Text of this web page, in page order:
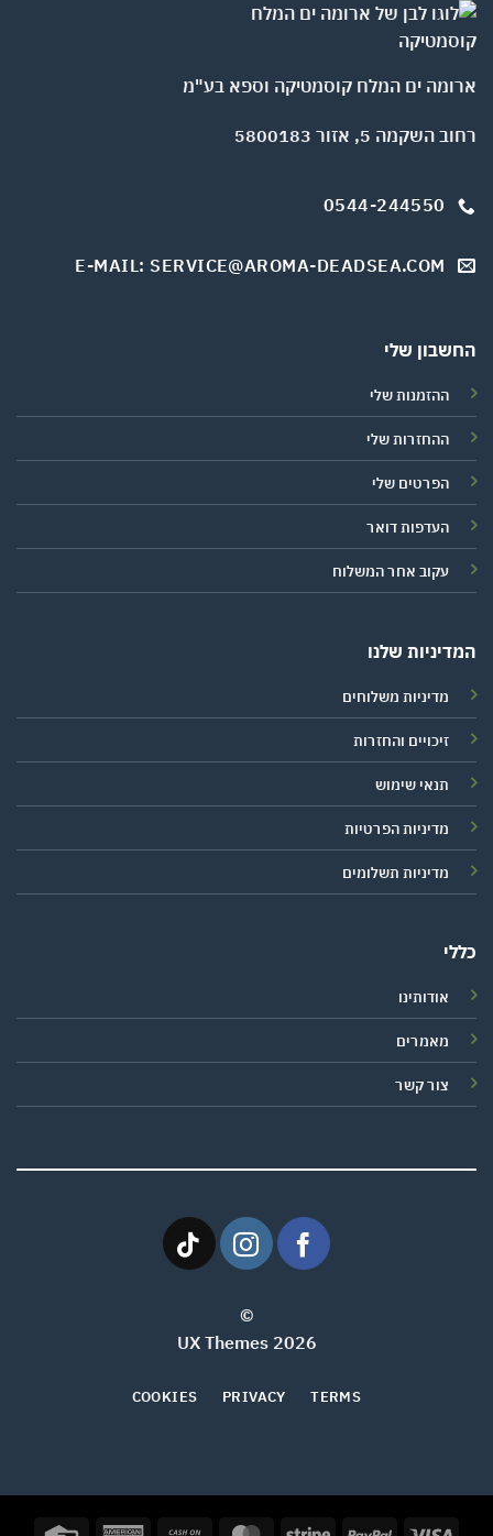
ארומה ים המלח קוסמטיקה וספא בע"מ
רחוב השקמה 5, אזור 5800183
0544-244550
E-MAIL: SERVICE@AROMA-DEADSEA.COM
החשבון שלי
ההזמנות שלי
ההחזרות שלי
הפרטים שלי
העדפות דואר
עקוב אחר המשלוח
המדיניות שלנו
מדיניות משלוחים
זיכויים והחזרות
תנאי שימוש
מדיניות הפרטיות
מדיניות תשלומים
כללי
אודותינו
מאמרים
צור קשר
©
2026 UX Themes
TERMS
PRIVACY
COOKIES